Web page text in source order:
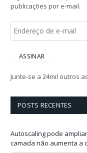
publicações por e-mail.
e
ç
ASSINAR
Junte-se a 24mil outros
POSTS RECENTES
Autoscaling pode
camada não aumenta a